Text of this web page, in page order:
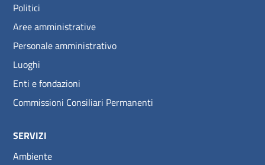
Politici
Aree amministrative
Personale amministrativo
Luoghi
Enti e fondazioni
Commissioni Consiliari Permanenti
SERVIZI
Ambiente